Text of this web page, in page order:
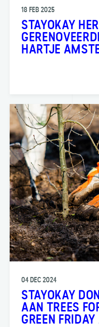
18 FEB 2025
STAYOKAY
HARTJE
04 DEC 2024
STAYOKAY
AAN TREES
GREEN